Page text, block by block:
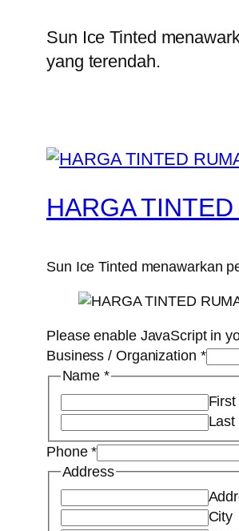
Sun Ice Tinted
yang terendah.
HARGA
Sun Ice Tinted menawarkan
Please enable JavaScript in
Business / Organization *
Name *
First
Last
Phone*
Address
City